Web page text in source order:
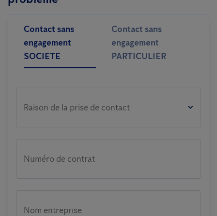
Contact sans
engagement
SOCIETE
Contact sans
engagement
PARTICULIER
Raison de la prise de contact
Numéro de contrat
Nom entreprise